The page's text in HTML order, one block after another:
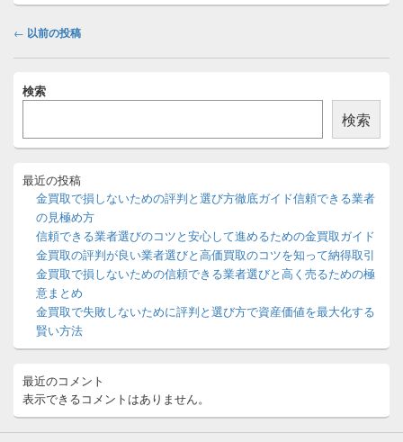
投
ビ
ゲ
シ
ン
← 以前の投稿
イ
イ
バ
検索
検索
最近の投稿
金買取で損しないための評判と選び方徹底ガイド信頼できる業者
の見極め方
信頼できる業者選びのコツと安心して進めるための金買取ガイド
金買取の評判が良い業者選びと高価買取のコツを知って納得取引
金買取で損しないための信頼できる業者選びと高く売るための極
意まとめ
金買取で失敗しないために評判と選び方で資産価値を最大化する
賢い方法
最近のコメント
表示できるコメントはありません。